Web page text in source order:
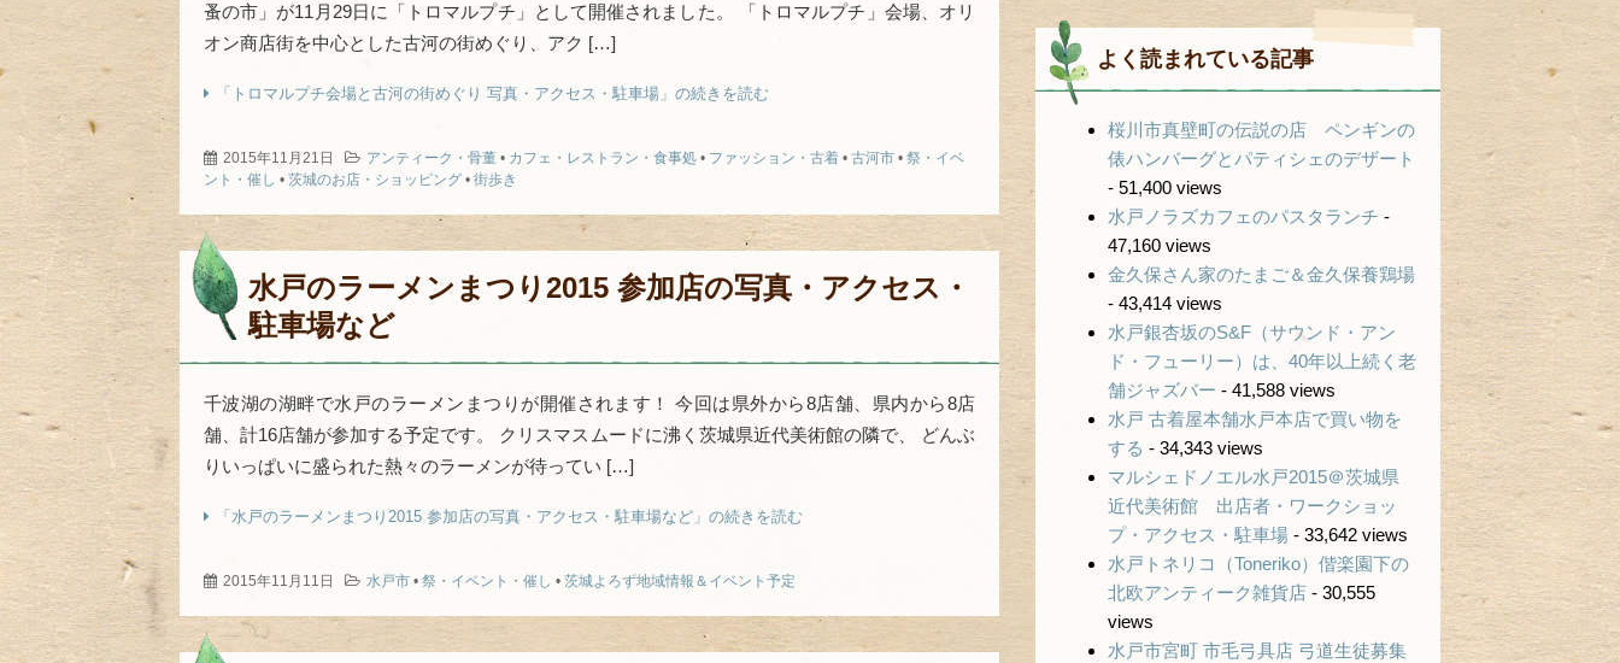
蚤の市」が11月29日に「トロマルプチ」として開催されました。 「トロマルプチ」会場、オリ
オン商店街を中心とした古河の街めぐり、アク […]
「トロマルプチ会場と古河の街めぐり 写真・アクセス・駐車場」の続きを読む
2015年11月21日 アンティーク・骨董 • カフェ・レストラン・食事処 • ファッション・古着 • 古河市 • 祭・イベ
ント・催し • 茨城のお店・ショッピング • 街歩き
水戸のラーメンまつり2015 参加店の写真・アクセス・
駐車場など
千波湖の湖畔で水戸のラーメンまつりが開催されます！ 今回は県外から8店舗、県内から8店
舗、計16店舗が参加する予定です。 クリスマスムードに沸く茨城県近代美術館の隣で、 どんぶ
りいっぱいに盛られた熱々のラーメンが待ってい […]
「水戸のラーメンまつり2015 参加店の写真・アクセス・駐車場など」の続きを読む
2015年11月11日 水戸市 • 祭・イベント・催し • 茨城よろず地域情報＆イベント予定
よく読まれている記事
桜川市真壁町の伝説の店 ペンギンの
俵ハンバーグとパティシェのデザート
- 51,400 views
水戸ノラズカフェのパスタランチ -
47,160 views
金久保さん家のたまご＆金久保養鶏場
- 43,414 views
水戸銀杏坂のS&F（サウンド・アン
ド・フューリー）は、40年以上続く老
舗ジャズバー - 41,588 views
水戸 古着屋本舗水戸本店で買い物を
する - 34,343 views
マルシェドノエル水戸2015＠茨城県
近代美術館 出店者・ワークショッ
プ・アクセス・駐車場 - 33,642 views
水戸トネリコ（Toneriko）偕楽園下の
北欧アンティーク雑貨店 - 30,555
views
水戸市宮町 市毛弓具店 弓道生徒募集